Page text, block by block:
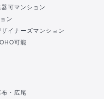
器可マンション
ン
ザイナーズマンション
可能
布・広尾